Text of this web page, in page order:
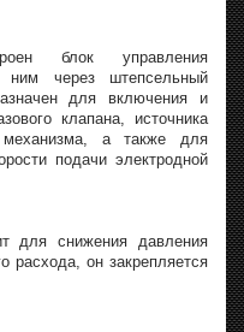
блок управления
ним через штепсельный
для включения и
клапана, источника
механизма, а также для
подачи электродной
для снижения давления
расхода, он закрепляется